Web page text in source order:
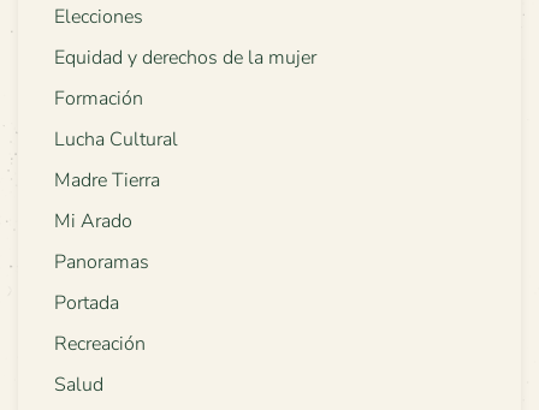
Elecciones
Equidad y derechos de la mujer
Formación
Lucha Cultural
Madre Tierra
Mi Arado
Panoramas
Portada
Recreación
Salud